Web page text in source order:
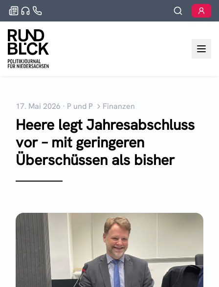
17. Mai 2026 · P und P Finanzen
Heere legt Jahresabschluss
vor – mit geringeren
Überschüssen als bisher